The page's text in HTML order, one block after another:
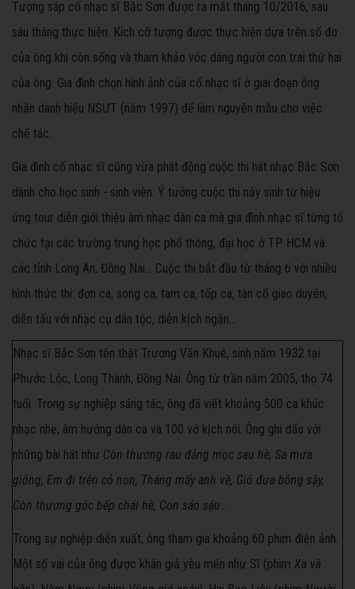
Tượng sáp cố nhạc sĩ Bắc Sơn được ra mắt tháng 10/2016, sau
sáu tháng thực hiện. Kích cỡ tượng được thực hiện dựa trên số đo
của ông khi còn sống và tham khảo vóc dáng người con trai thứ hai
của ông. Gia đình chọn hình ảnh của cố nhạc sĩ ở giai đoạn ông
nhận danh hiệu NSƯT (năm 1997) để làm nguyên mẫu cho việc
chế tác.
Gia đình cố nhạc sĩ cũng vừa phát động cuộc thi hát nhạc Bắc Sơn
dành cho học sinh - sinh viên. Ý tưởng cuộc thi nảy sinh từ hiệu
ứng tour diễn giới thiệu âm nhạc dân ca mà gia đình nhạc sĩ từng tổ
chức tại các trường trung học phổ thông, đại học ở TP HCM và
các tỉnh Long An, Đồng Nai... Cuộc thi bắt đầu từ tháng 6 với nhiều
hình thức thi: đơn ca, song ca, tam ca, tốp ca, tân cổ giao duyên,
diễn tấu với nhạc cụ dân tộc, diễn kịch ngắn...
Nhạc sĩ Bắc Sơn tên thật Trương Văn Khuê, sinh năm 1932 tại
Phước Lộc, Long Thành, Đồng Nai. Ông từ trần năm 2005, thọ 74
tuổi. Trong sự nghiệp sáng tác, ông đã viết khoảng 500 ca khúc
nhạc nhẹ, âm hưởng dân ca và 100 vở kịch nói. Ông ghi dấu với
những bài hát như Còn thương rau đắng mọc sau hè, Sa mưa
giông, Em đi trên cỏ non, Tháng mấy anh về, Gió đưa bông sậy,
Còn thương góc bếp chái hè, Con sáo sậu...
Trong sự nghiệp diễn xuất, ông tham gia khoảng 60 phim điện ảnh.
Một số vai của ông được khán giả yêu mến như Sĩ (phim Xa và